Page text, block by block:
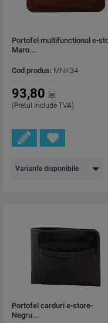
Portofel multifunctional e-
Maro...
Cod produs: MNK34
93,80 lei
(Pretul include TVA)
Variante disponibile
Portofel carduri e-store-
Negru...